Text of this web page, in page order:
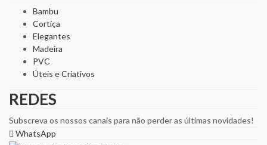
Bambu
Cortiça
Elegantes
Madeira
PVC
Úteis e Criativos
REDES
Subscreva os nossos canais para não perder as últimas novidades!
WhatsApp